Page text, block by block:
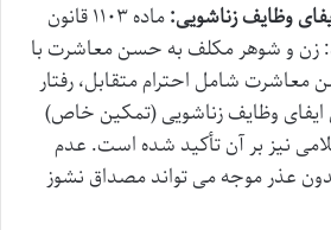
وظایف زناشویی:
ماده ۱۱۰۳ قانون
زن و شوهر مکلف به حسن معاشرت با
معاشرت شامل احترام متقابل، رفتار
وظایف زناشویی (تمکین خاص)
نیز بر آن تأکید شده است. عدم
عذر موجه می تواند مصداق نشوز